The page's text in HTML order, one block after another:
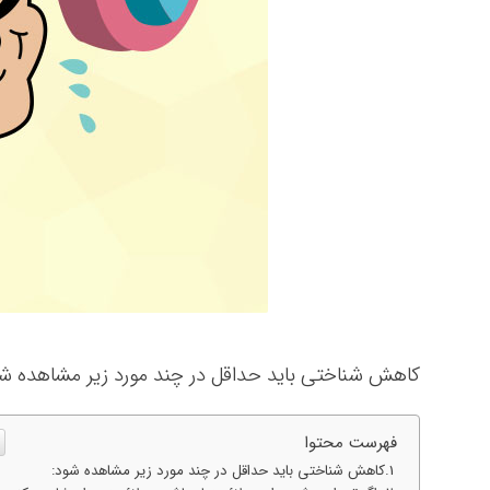
کاهش شناختی باید حداقل در چند مورد زیر مشاهده
فهرست محتوا
کاهش شناختی باید حداقل در چند مورد زیر مشاهده شود: